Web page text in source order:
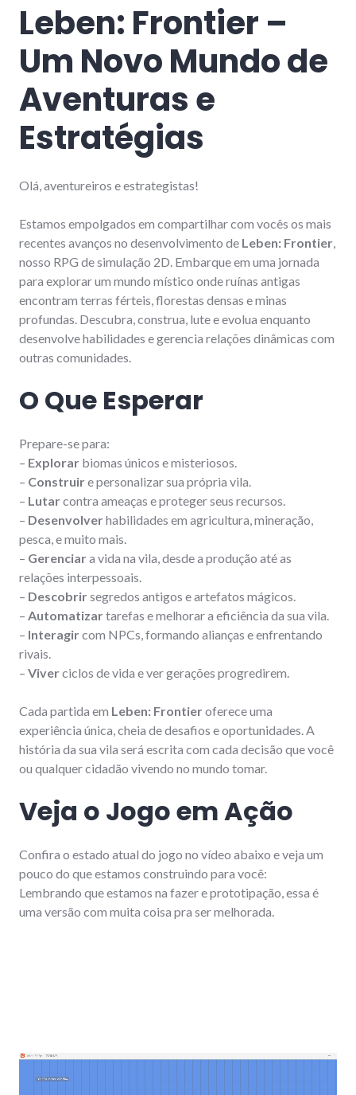
Leben: Frontier –
Um Novo Mundo de
Aventuras e
Estratégias
Olá, aventureiros e estrategistas!
Estamos empolgados em compartilhar com vocês os mais
recentes avanços no desenvolvimento de Leben: Frontier,
nosso RPG de simulação 2D. Embarque em uma jornada
para explorar um mundo místico onde ruínas antigas
encontram terras férteis, florestas densas e minas
profundas. Descubra, construa, lute e evolua enquanto
desenvolve habilidades e gerencia relações dinâmicas com
outras comunidades.
O Que Esperar
Prepare-se para:
– Explorar biomas únicos e misteriosos.
– Construire personalizar sua própria vila.
– Lutarcontra ameaças e proteger seus recursos.
– Desenvolverhabilidades em agricultura, mineração,
pesca, e muito mais.
– Gerenciara vida na vila, desde a produção até as
relações interpessoais.
– Descobrirsegredos antigos e artefatos mágicos.
– Automatizartarefas e melhorar a eficiência da sua vila.
– Interagircom NPCs, formando alianças e enfrentando
rivais.
– Viverciclos de vida e ver gerações progredirem.
Cada partida em Leben: Frontieroferece uma
experiência única, cheia de desafios e oportunidades. A
história da sua vila será escrita com cada decisão que você
ou qualquer cidadão vivendo no mundo tomar.
Veja o Jogo em Ação
Confira o estado atual do jogo no vídeo abaixo e veja um
pouco do que estamos construindo para você:
Lembrando que estamos na fazer e prototipação, essa é
uma versão com muita coisa pra ser melhorada.